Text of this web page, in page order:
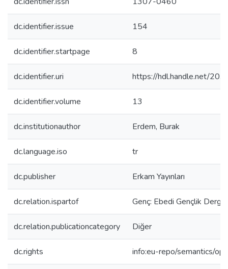
dc.identifier.issue 154
dc.identifier.startpage 8
dc.identifier.uri https://hdl.handle.net/
dc.identifier.volume 13
dc.institutionauthor Erdem, Burak
dc.language.iso tr
dc.publisher Erkam Yayınları
dc.relation.ispartof Genç: Ebedi Gençlik Dergisi
dc.relation.publicationcategory Diğer
dc.rights info:eu-repo/semantics/